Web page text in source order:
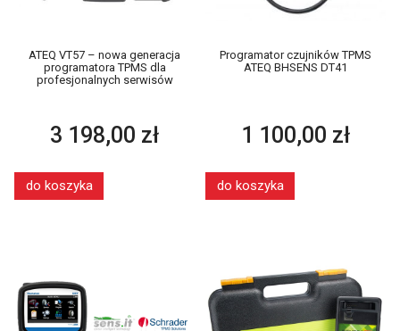
ATEQ VT57 – nowa generacja
programatora TPMS dla
profesjonalnych serwisów
3 198,00 zł
do koszyka
Programator czujników TPMS
ATEQ BHSENS DT41
1 100,00 zł
do koszyka